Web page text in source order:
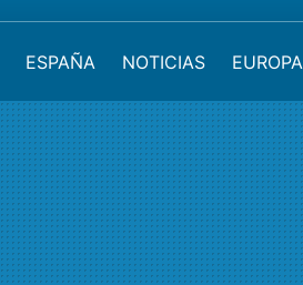
ESPAÑA NOTICIAS EUROPA